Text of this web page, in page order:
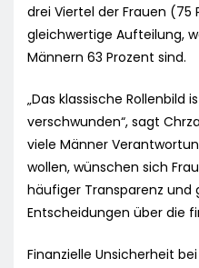
drei Viertel der Frauen (75
gleichwertige Aufteilung,
Männern 63 Prozent sind.
„Das klassische Rollenbild
verschwunden“, sagt
viele Männer
wollen, wünschen sich
häufiger Transparenz und
Entscheidungen über die
Finanzielle Unsicherheit